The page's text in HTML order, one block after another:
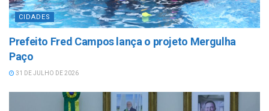
CIDADES
Prefeito Fred Campos lança o projeto Mergulha
Paço
31 DE JULHO DE 2026